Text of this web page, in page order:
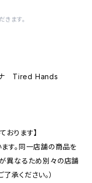
ます。
ナ Tired Hands
ります】
す。同一店舗の商品を
異なるため別々の店舗
承ください。）